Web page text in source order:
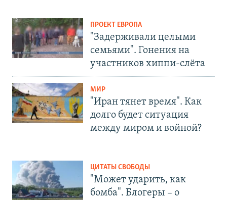
ПРОЕКТ ЕВРОПА
"Задерживали целыми
семьями". Гонения на
участников хиппи-слёта
МИР
"Иран тянет время". Как
долго будет ситуация
между миром и войной?
ЦИТАТЫ СВОБОДЫ
"Может ударить, как
бомба". Блогеры – о